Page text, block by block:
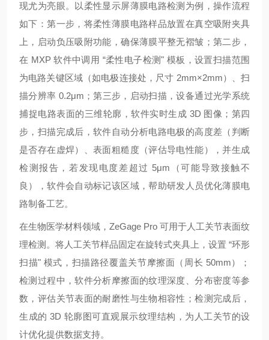
现尤为亮眼。以柔性显示屏薄膜电路检测为例，操作流程
如下：第一步，将柔性薄膜电路样品放置在真空吸附夹具
上，启动负压吸附功能，确保薄膜平整无褶皱；第二步，
在 MXP 软件中调用 “柔性电子检测" 模板，设置扫描范围
为电路关键区域（如电极连接处，尺寸 2mm×2mm）、扫
描分辨率 0.2μm；第三步，启动扫描，设备通过光学系统
捕捉电路表面的三维轮廓，软件实时生成 3D 图像；第四
步，扫描完成后，软件自动分析电路电极的高度差（判断
是否存在虚焊）、表面粗糙度（评估导电性能），并生成
检测报告，若发现电度差超过 5μm（可能导致接触不
良），软件会自动标记该区域，帮助研发人员优化薄膜电
路制备工艺。
在生物医学材料领域，ZeGage Pro 可用于人工关节表面纹
理检测。将人工关节样品固定在旋转式夹具上，设置 “环形
扫描" 模式，扫描路径覆盖关节摩擦面（周长 50mm）；
检测过程中，软件分析摩擦面的纹理深度、分布密度等参
数，评估关节表面的耐磨性与生物相容性；检测完成后，
生成的 3D 轮廓图可直观展示纹理结构，为人工关节的设
计优化提供数据支持。